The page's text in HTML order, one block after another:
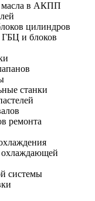
масла в АКПП
цилиндров
и блоков
станки
ремонта
охлаждающей
системы